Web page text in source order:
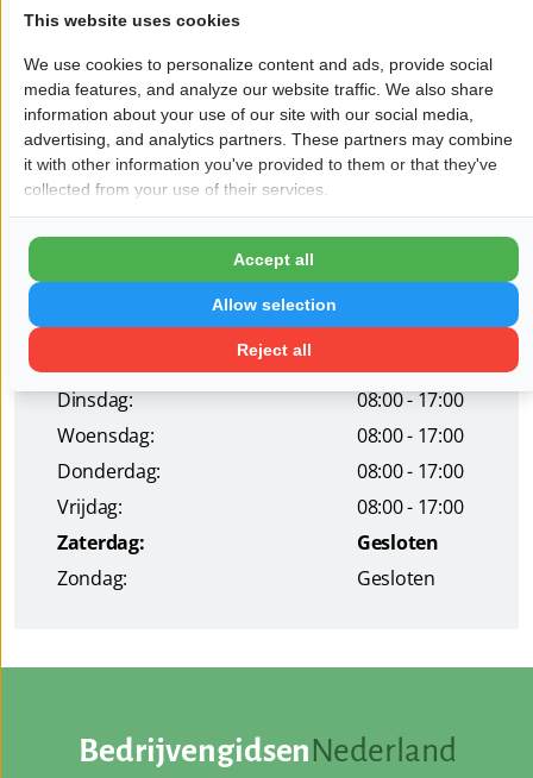
-Tapijtreiniging
En alle werkzaamheden waar u zich geen raad mee
weet!
Wil je dat jouw bedrijf hier ook staat?Meld je aan!
Pagina delen op:
Openingstijden
Dinsdag:
08:00 - 17:00
Woensdag:
08:00 - 17:00
Donderdag:
08:00 - 17:00
Vrijdag:
08:00 - 17:00
Zaterdag:
Gesloten
Zondag:
Gesloten
BedrijvengidsenNederland
This website uses cookies
We use cookies to personalize content and ads, provide social
media features, and analyze our website traffic. We also share
information about your use of our site with our social media,
advertising, and analytics partners. These partners may combine
it with other information you've provided to them or that they've
collected from your use of their services.
Reject all
Allow selection
Accept all